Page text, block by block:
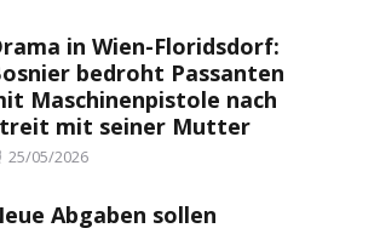
in Wien-Floridsdorf:
bedroht Passanten
Maschinenpistole nach
mit seiner Mutter
Posted
25/05/2026
Abgaben sollen